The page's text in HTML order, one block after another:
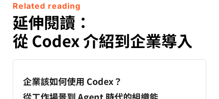
Related reading
延伸閱讀：
從 Codex 介紹到企業導入
企業該如何使用 Codex？
從工作場景到 Agent 時代的組織能